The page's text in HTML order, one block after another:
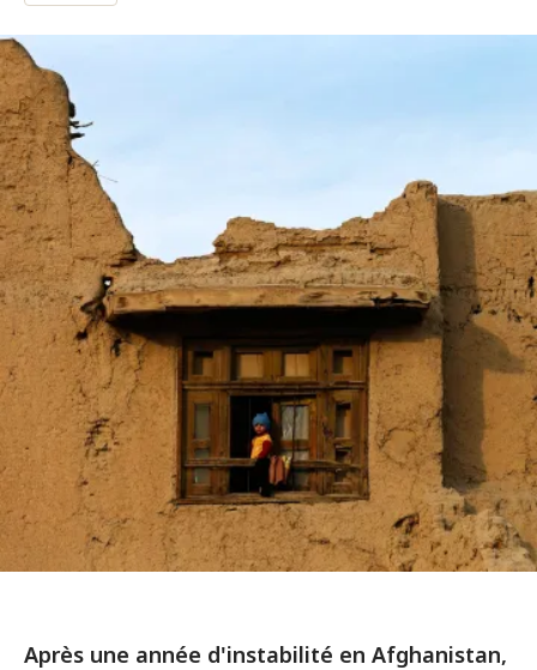
Après une année d'instabilité en Afghanistan,